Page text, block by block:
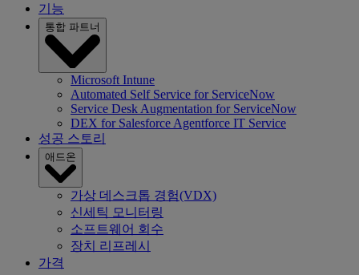
기능
통합 파트너
Microsoft Intune
Automated Self Service for ServiceNow
Service Desk Augmentation for ServiceNow
DEX for Salesforce Agentforce IT Service
성공 스토리
애드온
가상 데스크톱 경험(VDX)
신세틱 모니터링
소프트웨어 회수
장치 리프레시
가격